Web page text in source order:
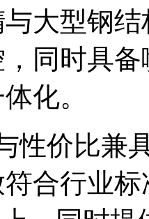
大型钢
同时具
化。
性价比兼
合行业